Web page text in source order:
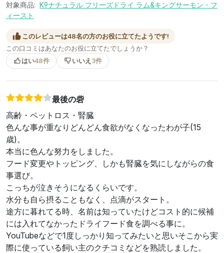
対象商品: K9ナチュラル フリーズドライ ラム&キングサーモン・フ
ィースト
このレビューは48名の方のお役に立てたようです!
この口コミはあなたのお役に立てたでしょうか？
はい48件 いいえ 3件
最後の砦
高齢・ペットロス・腎臓
色んな事が重なりどんどん食欲がなくなったわが子(15
歳)。
本当に色んな努力をしました。
フード変更やトッピング、しかも腎臓を気にしながらの食
事選び。
こっちが泣きそうになるくらいです。
水分も自ら摂ることもなく、点滴がスタート。
途方に暮れてる時、名前は知っていたけどコスト的に候補
には入れてなかったドライフード食を調べる事に。
YouTubeなどで1度しっかり知ってみたいと思いそこから実
際に使っている飼い主のクチコミなどを熟読しました。